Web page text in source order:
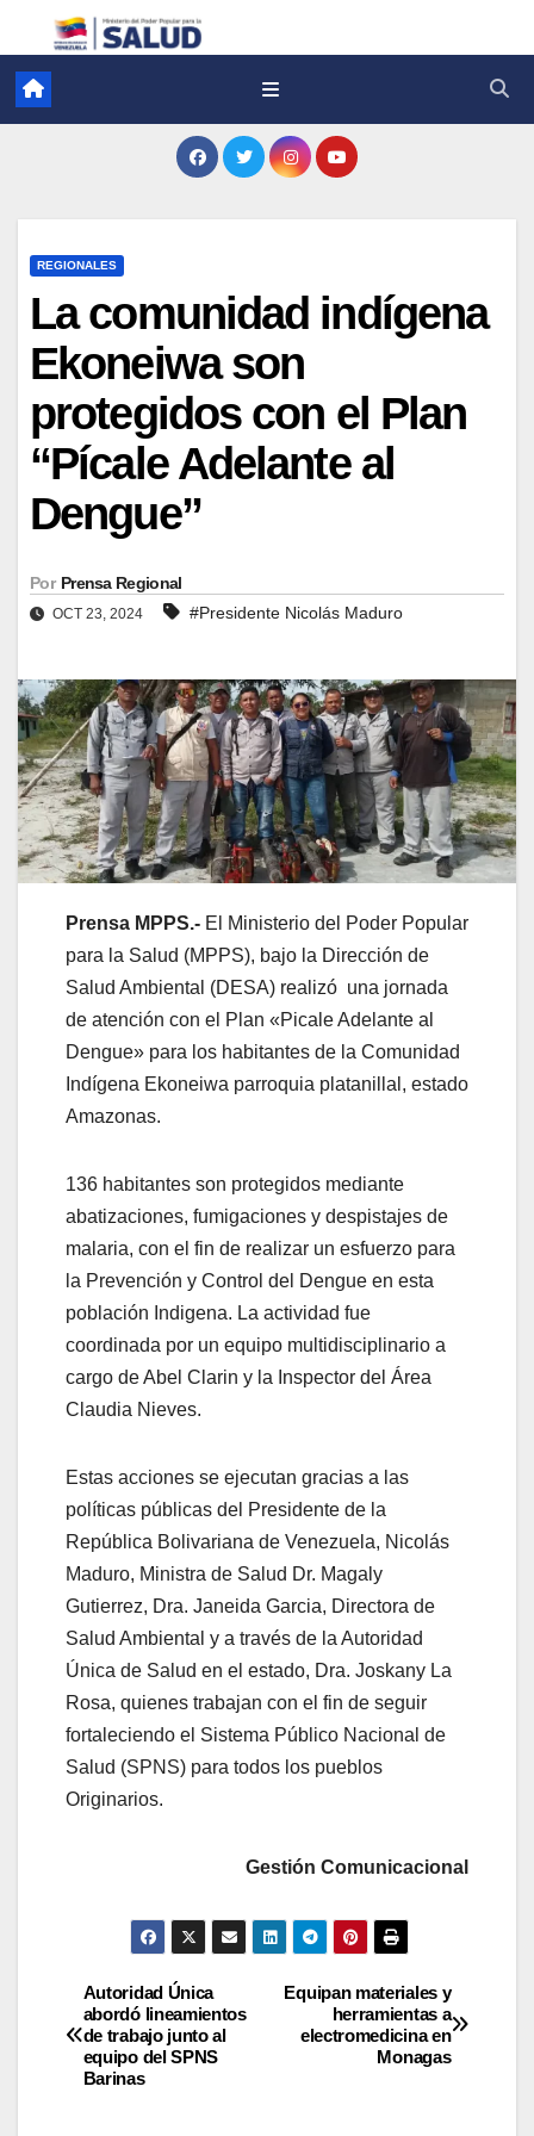
REGIONALES
La comunidad indígena
Ekoneiwa son
protegidos con el Plan
“Pícale Adelante al
Dengue”
Por Prensa Regional
OCT 23, 2024 #Presidente Nicolás Maduro
Prensa MPPS.- El Ministerio del Poder Popular
para la Salud (MPPS), bajo la Dirección de
Salud Ambiental (DESA) realizó una jornada
de atención con el Plan «Picale Adelante al
Dengue» para los habitantes de la Comunidad
Indígena Ekoneiwa parroquia platanillal, estado
Amazonas.
136 habitantes son protegidos mediante
abatizaciones, fumigaciones y despistajes de
malaria, con el fin de realizar un esfuerzo para
la Prevención y Control del Dengue en esta
población Indigena. La actividad fue
coordinada por un equipo multidisciplinario a
cargo de Abel Clarin y la Inspector del Área
Claudia Nieves.
Estas acciones se ejecutan gracias a las
políticas públicas del Presidente de la
República Bolivariana de Venezuela, Nicolás
Maduro, Ministra de Salud Dr. Magaly
Gutierrez, Dra. Janeida Garcia, Directora de
Salud Ambiental y a través de la Autoridad
Única de Salud en el estado, Dra. Joskany La
Rosa, quienes trabajan con el fin de seguir
fortaleciendo el Sistema Público Nacional de
Salud (SPNS) para todos los pueblos
Originarios.
Gestión Comunicacional
Equipan materiales y
herramientas a
electromedicina en
Monagas
Autoridad Única
abordó lineamientos
de trabajo junto al
equipo del SPNS
Barinas